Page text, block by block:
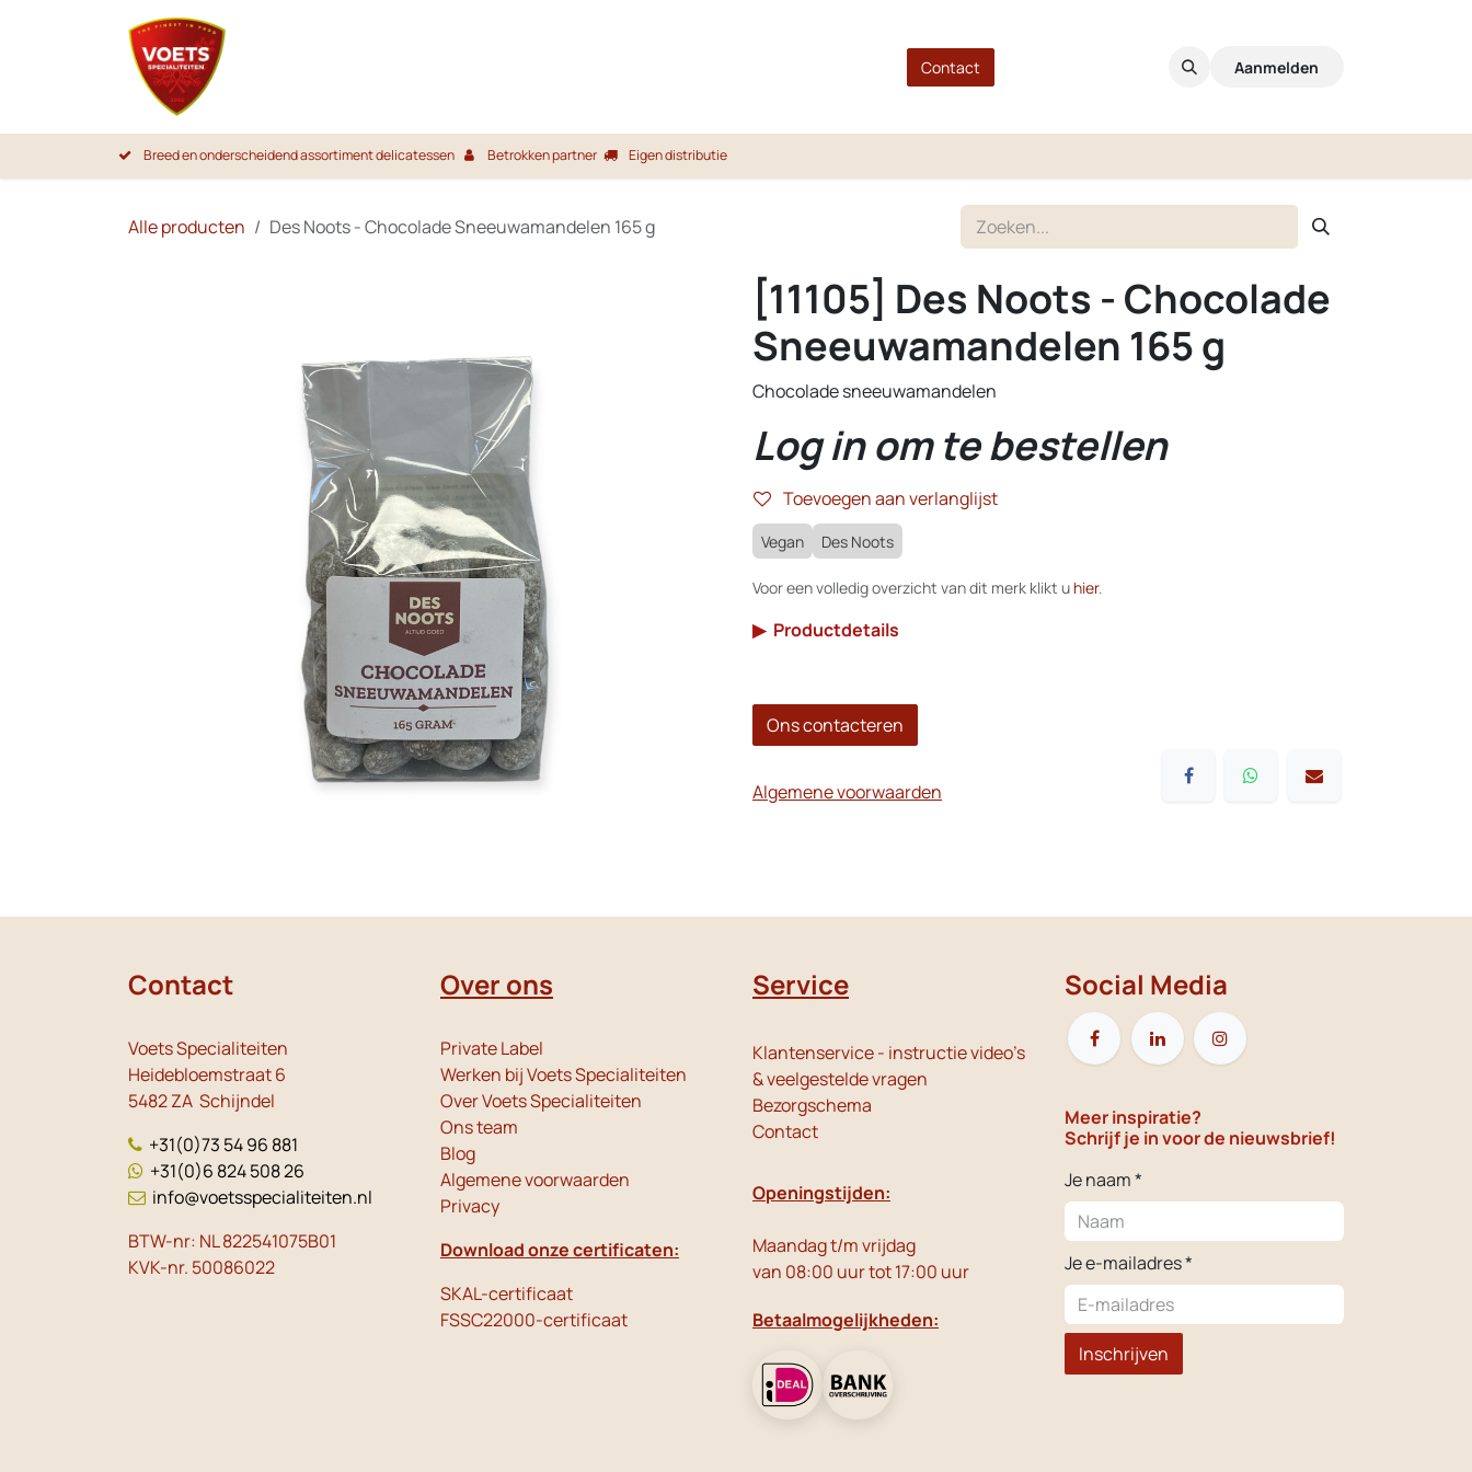
Overslaan naar inhoud
Contact Aanmelden
Breed en onderscheidend assortiment delicatessen Betrokken partner Eigen distributie
Alle producten Des Noots - Chocolade Sneeuwamandelen 165 g
[11105] Des Noots - Chocolade
Sneeuwamandelen 165 g
Chocolade sneeuwamandelen
Log in om te bestellen
Toevoegen aan verlanglijst
Vegan Des Noots
Voor een volledig overzicht van dit merk klikt u hier.
▶ Productdetails
Ons contacteren
Algemene voorwaarden
Contact
Voets Specialiteiten
Heidebloemstraat 6
5482 ZA Schijndel
+31(0)73 54 96 881
+31(0)6 824 508 26
info@voetsspecialiteiten.nl
BTW-nr: NL 822541075B01
KVK-nr. 50086022
Over ons
Private Label
Werken bij Voets Specialiteiten
Over Voets Specialiteiten
Ons team
Blog
Algemene voorwaarden
Privacy
Download onze certificaten:
SKAL-certificaat
FSSC22000-certificaat
Service
Klantenservice - instructie video's
& veelgestelde vragen
Bezorgschema
Contact
Openingstijden:
Maandag t/m vrijdag
van 08:00 uur tot 17:00 uur
Betaalmogelijkheden:
Social Media
Meer inspiratie?
Schrijf je in voor de nieuwsbrief!
Je naam *
Je e-mailadres *
Inschrijven